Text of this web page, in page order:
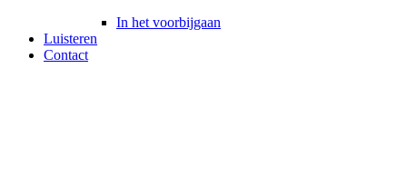
In het voorbijgaan
Luisteren
Contact